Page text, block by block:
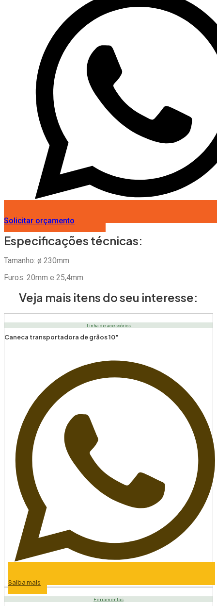
Solicitar orçamento
Especificações técnicas:
Tamanho: ø 230mm
Furos: 20mm e 25,4mm
Veja mais itens do seu interesse:
Linha de acessórios
Caneca transportadora de grãos 10″
Saiba mais
Ferramentas